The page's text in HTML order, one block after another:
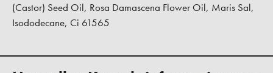
(Castor) Seed Oil, Rosa Damascena Flower Oil, Maris Sal,
Isododecane, Ci 61565